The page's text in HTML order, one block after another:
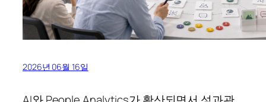
2026년 06월 16일